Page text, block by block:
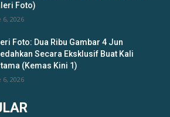
Foto)
6, 2026
Foto: Dua Ribu Gambar 4 Jun
Secara Eksklusif Buat Kali
(Kemas Kini 1)
6, 2026